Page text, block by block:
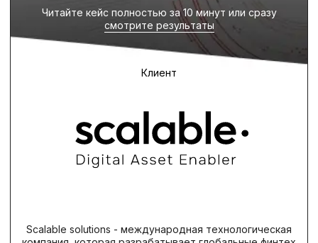
компания, которая разрабатывает глобальные финтех
решения и биржевые продукты с 2013 года.
Задача